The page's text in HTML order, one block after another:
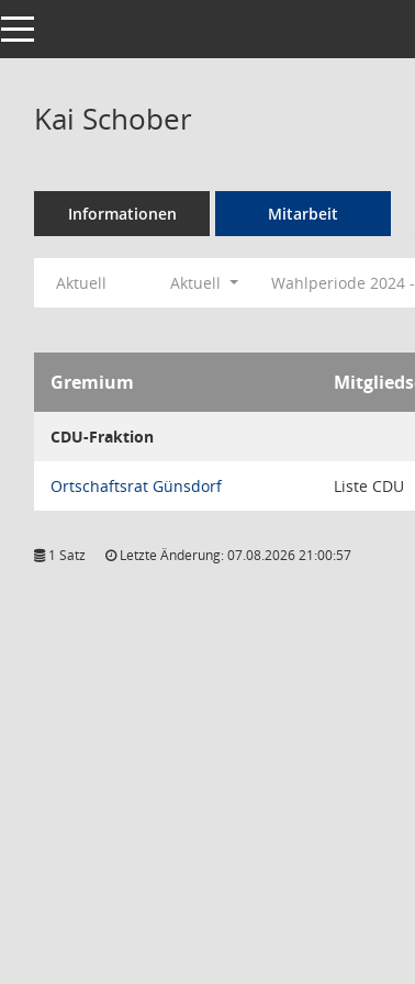
Toggle navigation
Kai Schober
Informationen Mitarbeit
Aktuell Aktuell Wahlperiode 2024
Gremium
CDU-Fraktion
Ortschaftsrat Günsdorf Liste CDU
1 Satz Letzte Änderung: 07.08.2026 21:00:57